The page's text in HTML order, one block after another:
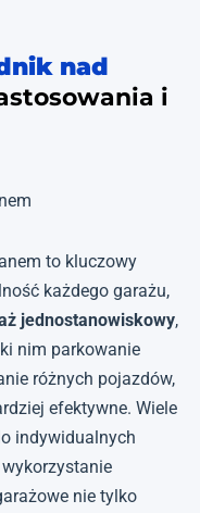
nad
i
to kluczowy
każdego garażu,
jednostanowiskowy,
nim parkowanie
różnych pojazdów,
efektywne. Wiele
indywidualnych
nie tylko